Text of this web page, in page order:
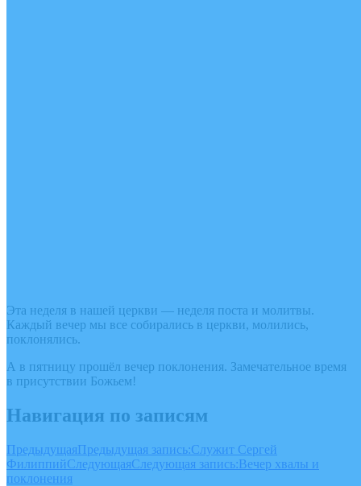
Эта неделя в нашей церкви — неделя поста и молитвы.
Каждый вечер мы все собирались в церкви, молились,
поклонялись.
А в пятницу прошёл вечер поклонения. Замечательное время
в присутствии Божьем!
Навигация по записям
ПредыдущаяПредыдущая запись:Служит Сергей
ФилиппийСледующаяСледующая запись:Вечер хвалы и
поклонения